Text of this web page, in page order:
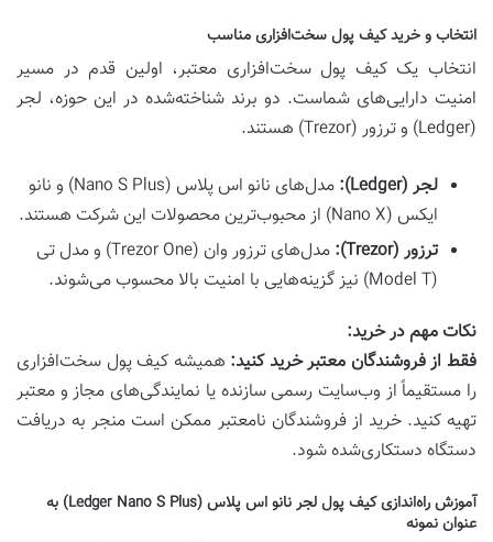
انتخاب و خرید کیف پول سخت‌افزاری مناسب
انتخاب یک کیف پول سخت‌افزاری معتبر، اولین قدم در مسیر
امنیت دارایی‌های شماست. دو برند شناخته‌شده در این حوزه، لجر
(Ledger) و ترزور (Trezor) هستند.
لجر (Ledger):
مدل‌های نانو اس پلاس (Nano S Plus) و نانو
ایکس (Nano X) از محبوب‌ترین محصولات این شرکت هستند.
ترزور (Trezor):
مدل‌های ترزور وان (Trezor One) و مدل تی
(Model T) نیز گزینه‌هایی با امنیت بالا محسوب می‌شوند.
نکات مهم در خرید:
فقط از فروشندگان معتبر خرید کنید: همیشه کیف پول سخت‌افزاری
را مستقیماً از وب‌سایت رسمی سازنده یا نمایندگی‌های مجاز و معتبر
تهیه کنید. خرید از فروشندگان نامعتبر ممکن است منجر به دریافت
دستگاه دستکاری‌شده شود.
آموزش راه‌اندازی کیف پول لجر نانو اس پلاس (Ledger Nano S Plus) به
عنوان نمونه